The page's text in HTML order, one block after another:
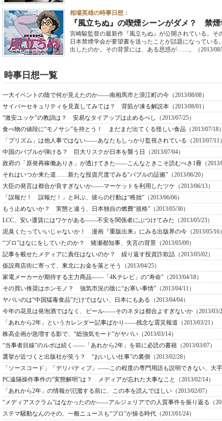
相場英雄の時事日想：
『風立ちぬ』の喫煙シーンがダメ？ 禁
宮崎駿監督の最新作『風立ちぬ』が公開されている。
日本禁煙学会が要望書を送ったことが話題になってい
出したのか。その背景には、ある思惑が……。
（2013/
時事日想一覧
一大イベントの陰で何が見えたのか――南相馬市と浪江町の今 （2013/08/08）
サイバーセキュリティを見直してみては？ 背筋が凍る解説本 （2013/08/01）
“激安ユッケ”の教訓は？ 安易なタイアップは止めるべし
（2013/07/25）
食べ物の値段に“モノサシ”を持とう！ まだまだ出てくる怪しい食品 （2013/07/18
「プリズム」は他人事ではない――あなたもしっかり監視されている （2013/07/11
中国のバブルが弾ける？ 巨大リスクが日本を襲う日
（2013/07/04）
政府の「原発再稼働ありき」が透けてきた――こんなときこそ読むべき1冊 （
それはいつか来た道……新たな投資尺度でみる“バブルの証拠” （2013/06/20）
大臣の発言は都合が良すぎないか――マーケットを利用したツケ （2013/06/13）
「誤報だ！ 誤報だ！」と叫ぶ、彼らの行動は“稚拙” （2013/06/06）
もう止めないか？ 実態と違う、日本独自の燃費“規格” （2013/05/30）
LCC、安い運賃にはワケがある――不安を関係者にぶつけてみた （2013/05/23）
泥臭くたっていいじゃないか！ 漫画『重版出来』にみる出版界の今 （2013/05/16
“プロ”はなにをしていたのか？ 猪瀬都知事、失言の背景 （2013/05/09）
記事を載せたメディアに責任はないのか？ 繰り返す投資詐欺話 （2013/05/02）
仮設商店街に寄って、東北にお金を落とそう
（2013/04/25）
家電メーカーが期待する主力商品――「4Kテレビ」の“寿命” （2013/04/18）
その買い推奨はホンモノ？ 強気市況の陰に“お寒い事情” （2013/04/11）
ヤバいのは“中国猛毒食品”だけではない、日本にもある （2013/04/04）
今年の花見は発泡酒ではなく、ビール――そのネタは都合よすぎないか （2013/03/
「あれから2年」というカレンダー記事ばかり――残念な震災報道 （2013/03/21）
株高企画が急増する影で、“総強気モード”がヤバい （2013/03/14）
“当事者目線”のルポは続く――「あれから2年」を前に必読の書籍 （2013/03/07）
選挙が近づくと出版社が笑う？ “おいしい仕事”の裏側
（2013/02/28）
「ソースコード」「デリバティブ」――この程度の専門用語も説明できない、大
PC遠隔操作事件の“実態解明”は？ メディアが忘れた大事なこと
（2013/02/14）
「あれから2年」の情報が氾濫する前に、この本を読んでほしい （2013/02/07）
“メディアスクラム”はなかったのか――アルジェリアでの人質事件を振り返る （
ステマ騒動なんのその、一般ニュースも“プロ”が操る時代 （2013/01/24）